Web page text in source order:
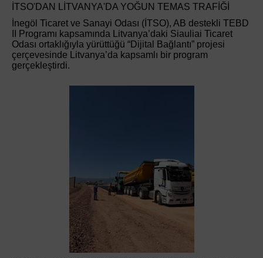
İTSO'DAN LİTVANYA'DA YOĞUN TEMAS TRAFİĞİ
İnegöl Ticaret ve Sanayi Odası (İTSO), AB destekli TEBD
II Programı kapsamında Litvanya’daki Siauliai Ticaret
Odası ortaklığıyla yürüttüğü “Dijital Bağlantı” projesi
çerçevesinde Litvanya’da kapsamlı bir program
gerçekleştirdi.